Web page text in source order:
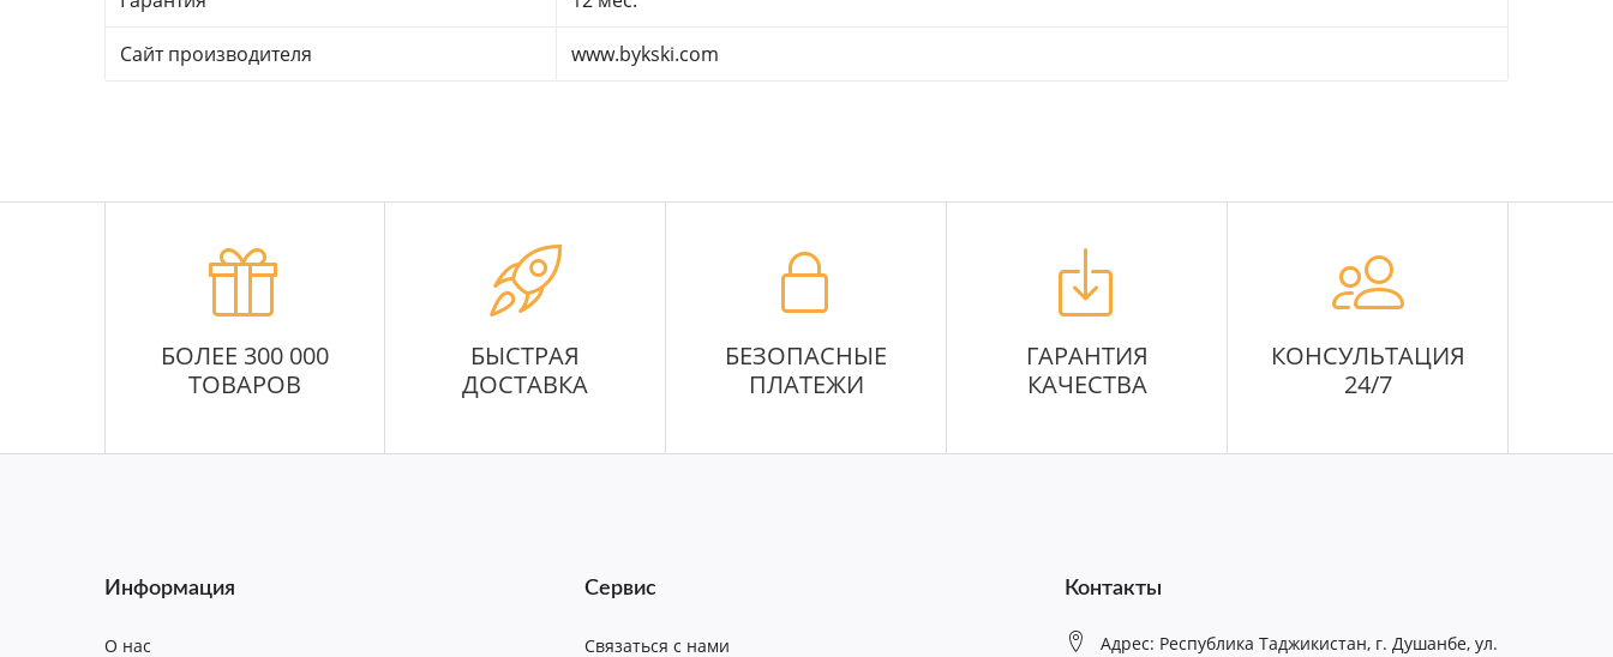
Сайт производителя www.bykski.com
БОЛЕЕ 300 000
ТОВАРОВ
БЫСТРАЯ
ДОСТАВКА
БЕЗОПАСНЫЕ
ПЛАТЕЖИ
ГАРАНТИЯ
КАЧЕСТВА
КОНСУЛЬТАЦИЯ
24/7
Информация
О нас
Сервис
Связаться с нами
Контакты
Адрес: Республика Таджикистан, г. Душанбе, ул.